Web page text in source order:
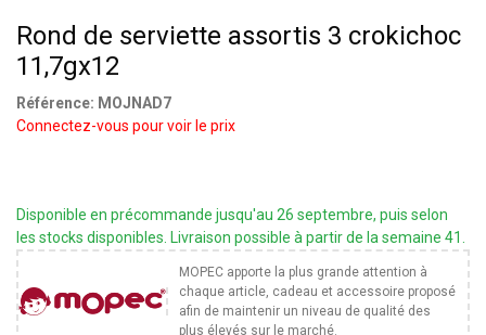
Rond de serviette assortis 3 crokichoc
11,7gx12
Référence: MOJNAD7
Connectez-vous pour voir le prix
Disponible en précommande jusqu'au 26 septembre, puis selon
les stocks disponibles. Livraison possible à partir de la semaine 41.
MOPEC apporte la plus grande attention à
chaque article, cadeau et accessoire proposé
afin de maintenir un niveau de qualité des
plus élevés sur le marché.